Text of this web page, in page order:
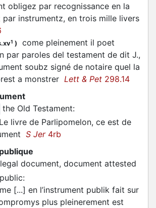
obligez par recognissance en la
par instrumentz, en trois mille livers
1 )
come pleinement il poet
par paroles del testament de dit J.,
soubz signé de notaire quel la
a monstrer Lett & Pet 298.14
the Old Testament:
livre de Parlipomelon, ce est de
S Jer4rb
document, document attested
:
[...] en l’instrument publik fait sur
plus pleinerement est